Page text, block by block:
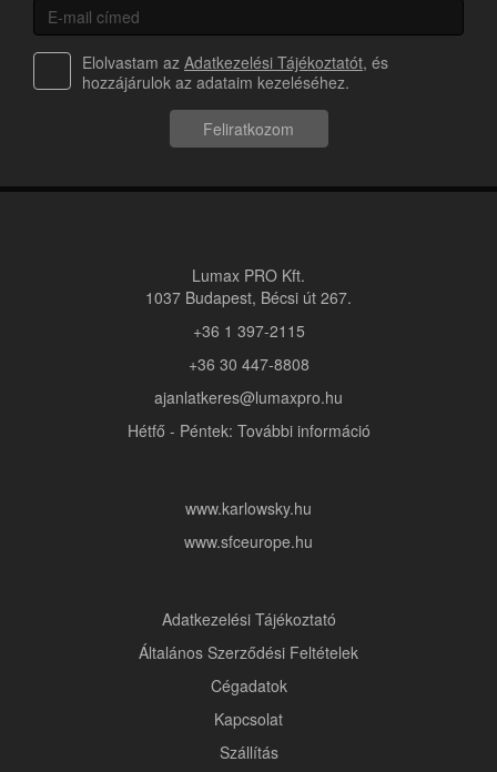
Elolvastam az Adatkezelési Tájékoztatót, és
hozzájárulok az adataim kezeléséhez.
Feliratkozom
Lumax PRO Kft.
1037 Budapest, Bécsi út 267.
+36 1 397-2115
+36 30 447-8808
ajanlatkeres@lumaxpro.hu
Hétfő - Péntek: További információ
www.karlowsky.hu
www.sfceurope.hu
Adatkezelési Tájékoztató
Általános Szerződési Feltételek
Cégadatok
Kapcsolat
Szállítás